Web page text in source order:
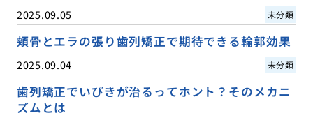
2025.09.05 未分類
頬骨とエラの張り歯列矯正で期待できる輪郭効果
2025.09.04 未分類
歯列矯正でいびきが治るってホント？そのメカニ
ズムとは